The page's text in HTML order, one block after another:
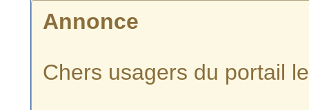
Annonce
Chers usagers du portail